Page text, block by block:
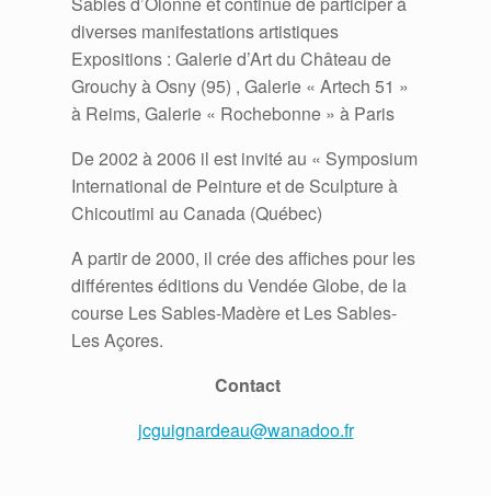
diverses manifestations artistiques
Expositions : Galerie d’Art du Château de
Grouchy à Osny (95) , Galerie « Artech 51 »
à Reims, Galerie « Rochebonne » à Paris
De 2002 à 2006 il est invité au « Symposium
International de Peinture et de Sculpture à
Chicoutimi au Canada (Québec)
A partir de 2000, il crée des affiches pour les
différentes éditions du Vendée Globe, de la
course Les Sables-Madère et Les Sables-
Les Açores.
Contact
jcguignardeau@wanadoo.fr